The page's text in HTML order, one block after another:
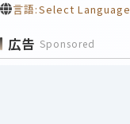
言語:Select Language
広告 Sponsored